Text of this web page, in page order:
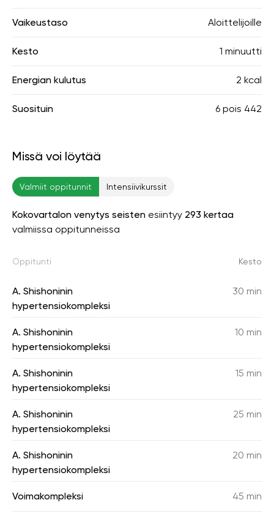
Vaikeustaso Aloittelijoille
Kesto 1 minuutti
Energian kulutus 2 kcal
Suosituin 6 pois 442
Missä voi löytää
Valmiit oppitunnit Intensiivikurssit
Kokovartalon venytys seisten esiintyy 293 kertaa
valmiissa oppitunneissa
Oppitunti Kesto
A. Shishoninin
hypertensiokompleksi
30 min
A. Shishoninin
hypertensiokompleksi
10 min
A. Shishoninin
hypertensiokompleksi
15 min
A. Shishoninin
hypertensiokompleksi
25 min
A. Shishoninin
hypertensiokompleksi
20 min
Voimakompleksi 45 min